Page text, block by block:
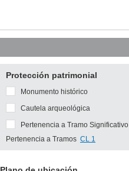
Protección patrimonial
Monumento histórico
Cautela arqueológica
Pertenencia a Tramo Significativo
Pertenencia a Tramos CL 1